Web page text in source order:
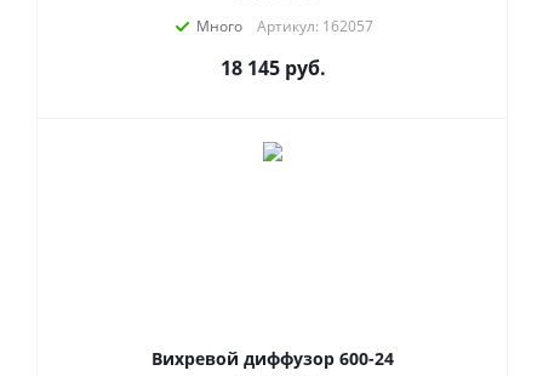
Много Артикул: 162057
18 145руб.
Вихревой диффузор 600-24